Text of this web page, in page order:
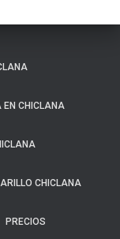
EN CHICLANA
CHICLANA
PRECIOS